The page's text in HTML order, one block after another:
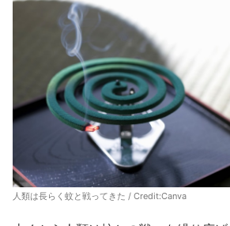
人類は長らく蚊と戦ってきた / Credit:Canva